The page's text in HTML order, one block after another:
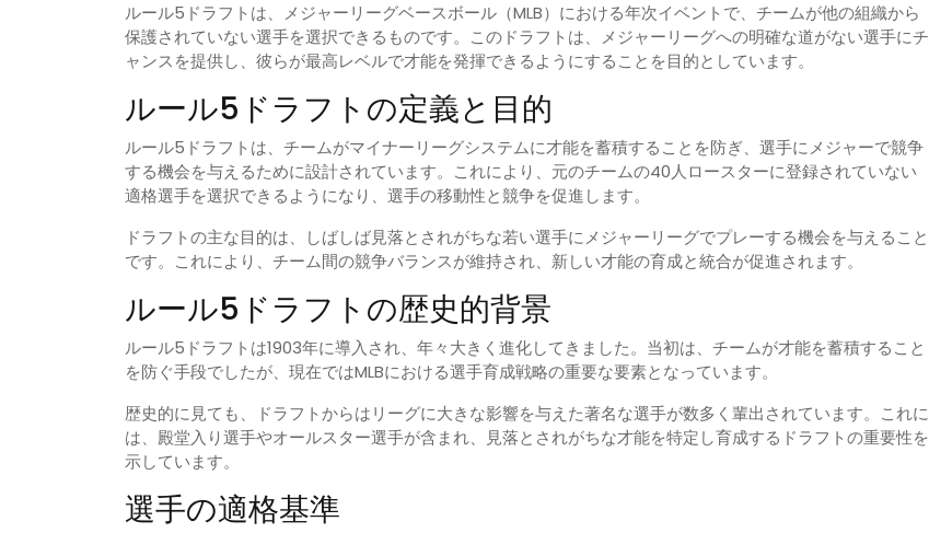
ルール5ドラフトは、メジャーリーグベースボール（MLB）における年次イベントで、チームが他の組織から
保護されていない選手を選択できるものです。このドラフトは、メジャーリーグへの明確な道がない選手にチ
ャンスを提供し、彼らが最高レベルで才能を発揮できるようにすることを目的としています。
ルール5ドラフトの定義と目的
ルール5ドラフトは、チームがマイナーリーグシステムに才能を蓄積することを防ぎ、選手にメジャーで競争
する機会を与えるために設計されています。これにより、元のチームの40人ロースターに登録されていない
適格選手を選択できるようになり、選手の移動性と競争を促進します。
ドラフトの主な目的は、しばしば見落とされがちな若い選手にメジャーリーグでプレーする機会を与えること
です。これにより、チーム間の競争バランスが維持され、新しい才能の育成と統合が促進されます。
ルール5ドラフトの歴史的背景
ルール5ドラフトは1903年に導入され、年々大きく進化してきました。当初は、チームが才能を蓄積すること
を防ぐ手段でしたが、現在ではMLBにおける選手育成戦略の重要な要素となっています。
歴史的に見ても、ドラフトからはリーグに大きな影響を与えた著名な選手が数多く輩出されています。これに
は、殿堂入り選手やオールスター選手が含まれ、見落とされがちな才能を特定し育成するドラフトの重要性を
示しています。
選手の適格基準